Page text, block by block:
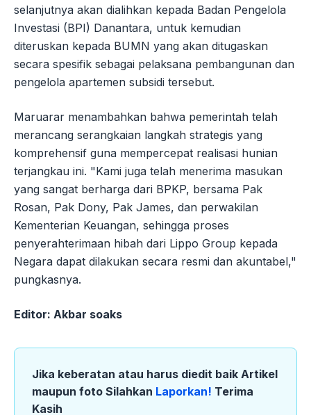
selanjutnya akan dialihkan kepada Badan Pengelola
Investasi (BPI) Danantara, untuk kemudian
diteruskan kepada BUMN yang akan ditugaskan
secara spesifik sebagai pelaksana pembangunan dan
pengelola apartemen subsidi tersebut.
Maruarar menambahkan bahwa pemerintah telah
merancang serangkaian langkah strategis yang
komprehensif guna mempercepat realisasi hunian
terjangkau ini. "Kami juga telah menerima masukan
yang sangat berharga dari BPKP, bersama Pak
Rosan, Pak Dony, Pak James, dan perwakilan
Kementerian Keuangan, sehingga proses
penyerahterimaan hibah dari Lippo Group kepada
Negara dapat dilakukan secara resmi dan akuntabel,"
pungkasnya.
Editor: Akbar soaks
Jika keberatan atau harus diedit baik Artikel
maupun foto Silahkan Laporkan! Terima
Kasih